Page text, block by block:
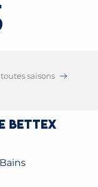
saisons
Bettex